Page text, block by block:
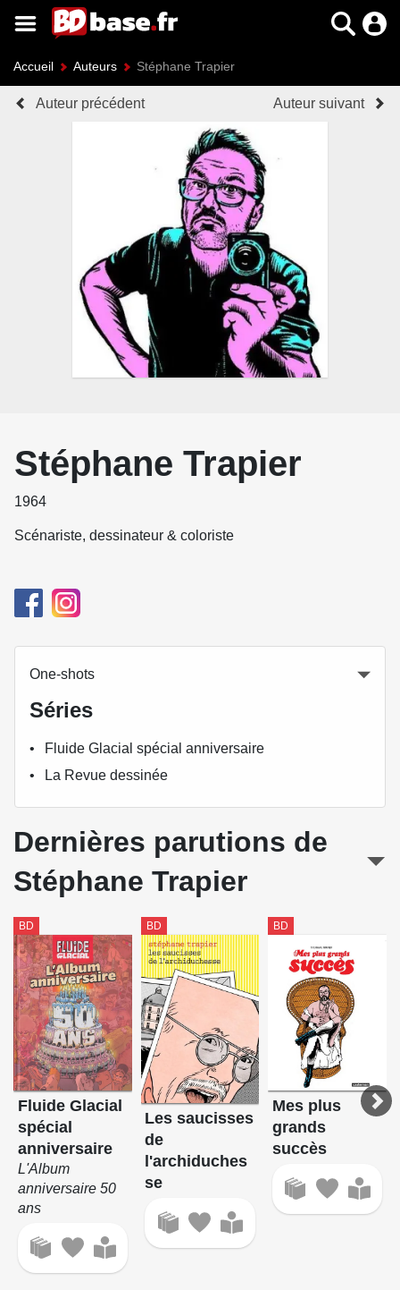
Accueil Auteurs Stéphane Trapier
Auteur précédent Auteur suivant
Stéphane Trapier
1964
Scénariste, dessinateur & coloriste
One-shots
Séries
Fluide Glacial spécial anniversaire
La Revue dessinée
Dernières parutions de
Stéphane Trapier
BD
Fluide Glacial
spécial
anniversaire
L'Album
anniversaire 50
ans
BD
Les saucisses
de
l'archiduches
se
BD
Mes plus
grands
succès